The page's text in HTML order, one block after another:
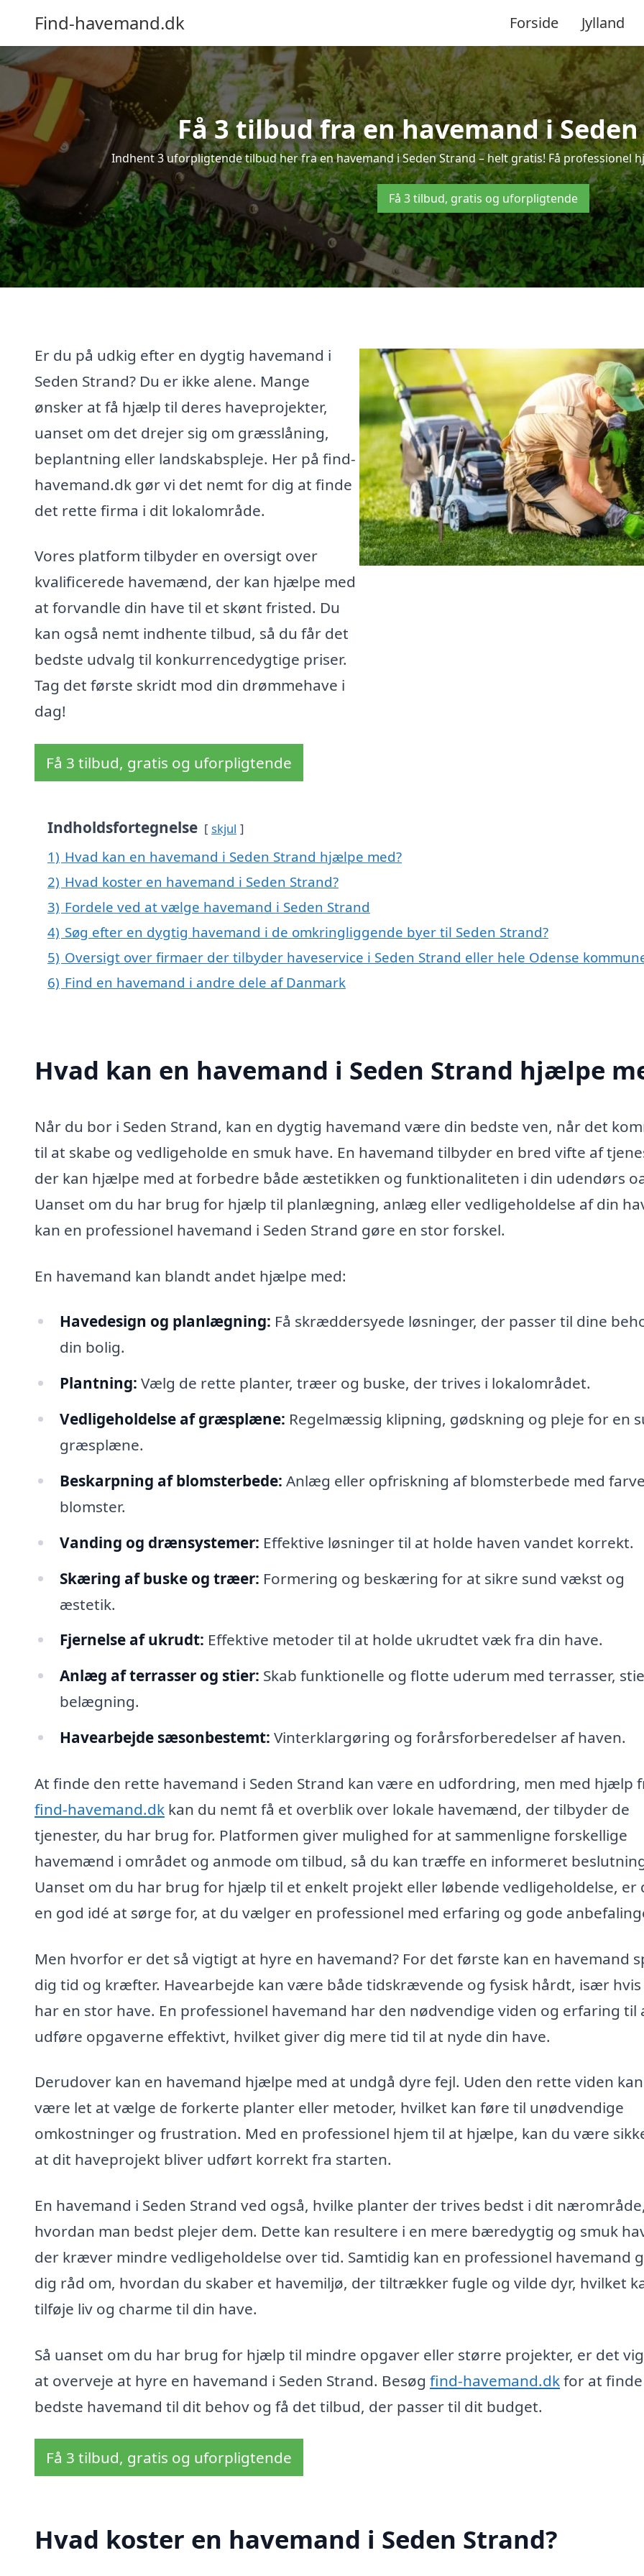
Find-havemand.dk Forside Jylland
Få 3 tilbud fra en havemand i
Indhent 3 uforpligtende tilbud her fra en havemand i Seden Strand – helt gratis! Få professionel
Få 3 tilbud, gratis og uforpligtende
Er du på udkig efter en dygtig havemand i
Seden Strand? Du er ikke alene. Mange
ønsker at få hjælp til deres haveprojekter,
uanset om det drejer sig om græsslåning,
beplantning eller landskabspleje. Her på find-
havemand.dk gør vi det nemt for dig at finde
det rette firma i dit lokalområde.
Vores platform tilbyder en oversigt over
kvalificerede havemænd, der kan hjælpe med
at forvandle din have til et skønt fristed. Du
kan også nemt indhente tilbud, så du får det
bedste udvalg til konkurrencedygtige priser.
Tag det første skridt mod din drømmehave i
dag!
Få 3 tilbud, gratis og uforpligtende
Indholdsfortegnelse skjul
1) Hvad kan en havemand i Seden Strand hjælpe med?
2) Hvad koster en havemand i Seden Strand?
3) Fordele ved at vælge havemand i Seden Strand
4) Søg efter en dygtig havemand i de omkringliggende byer til Seden Strand?
5) Oversigt over firmaer der tilbyder haveservice i Seden Strand eller hele Odense
6) Find en havemand i andre dele af Danmark
Hvad kan en havemand i Seden Strand hjælpe
Når du bor i Seden Strand, kan en dygtig havemand være din bedste ven, når det
til at skabe og vedligeholde en smuk have. En havemand tilbyder en bred vifte af
der kan hjælpe med at forbedre både æstetikken og funktionaliteten i din udendørs
Uanset om du har brug for hjælp til planlægning, anlæg eller vedligeholdelse af din
kan en professionel havemand i Seden Strand gøre en stor forskel.
En havemand kan blandt andet hjælpe med:
Havedesign og planlægning: Få skræddersyede løsninger, der passer til dine
din bolig.
Plantning: Vælg de rette planter, træer og buske, der trives i lokalområdet.
Vedligeholdelse af græsplæne: Regelmæssig klipning, gødskning og pleje for en
græsplæne.
Beskarpning af blomsterbede: Anlæg eller opfriskning af blomsterbede med
blomster.
Vanding og drænsystemer: Effektive løsninger til at holde haven vandet korrekt.
Skæring af buske og træer: Formering og beskæring for at sikre sund vækst og
æstetik.
Fjernelse af ukrudt: Effektive metoder til at holde ukrudtet væk fra din have.
Anlæg af terrasser og stier: Skab funktionelle og flotte uderum med terrasser,
belægning.
Havearbejde sæsonbestemt: Vinterklargøring og forårsforberedelser af haven.
At finde den rette havemand i Seden Strand kan være en udfordring, men med hjælp
find-havemand.dk kan du nemt få et overblik over lokale havemænd, der tilbyder de
tjenester, du har brug for. Platformen giver mulighed for at sammenligne forskellige
havemænd i området og anmode om tilbud, så du kan træffe en informeret
Uanset om du har brug for hjælp til et enkelt projekt eller løbende vedligeholdelse, er
en god idé at sørge for, at du vælger en professionel med erfaring og gode
Men hvorfor er det så vigtigt at hyre en havemand? For det første kan en havemand
dig tid og kræfter. Havearbejde kan være både tidskrævende og fysisk hårdt, især
har en stor have. En professionel havemand har den nødvendige viden og erfaring til
udføre opgaverne effektivt, hvilket giver dig mere tid til at nyde din have.
Derudover kan en havemand hjælpe med at undgå dyre fejl. Uden den rette viden
være let at vælge de forkerte planter eller metoder, hvilket kan føre til unødvendige
omkostninger og frustration. Med en professionel hjem til at hjælpe, kan du være
at dit haveprojekt bliver udført korrekt fra starten.
En havemand i Seden Strand ved også, hvilke planter der trives bedst i dit
hvordan man bedst plejer dem. Dette kan resultere i en mere bæredygtig og smuk
der kræver mindre vedligeholdelse over tid. Samtidig kan en professionel havemand
dig råd om, hvordan du skaber et havemiljø, der tiltrækker fugle og vilde dyr, hvilket
tilføje liv og charme til din have.
Så uanset om du har brug for hjælp til mindre opgaver eller større projekter, er det
at overveje at hyre en havemand i Seden Strand. Besøg find-havemand.dkfor at
bedste havemand til dit behov og få det tilbud, der passer til dit budget.
Få 3 tilbud, gratis og uforpligtende
Hvad koster en havemand i Seden Strand?